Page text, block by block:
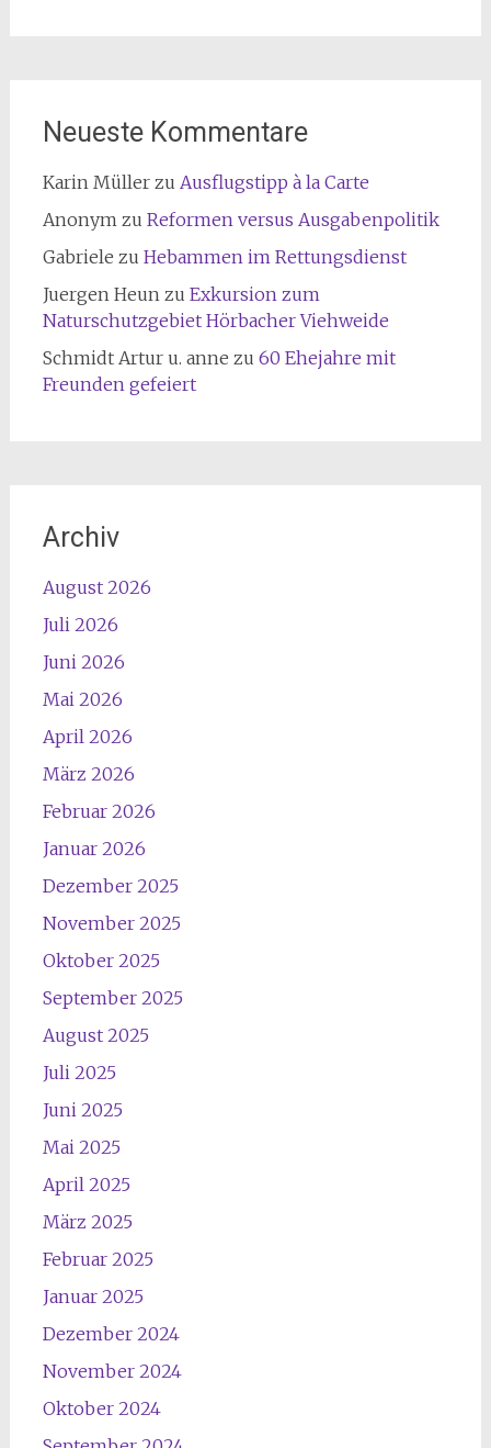
Neueste Kommentare
Karin Müllerzu Ausflugstipp à la Carte
Anonym zu Reformen versus Ausgabenpolitik
Gabriele zu Hebammen im Rettungsdienst
Juergen Heun zu Exkursion zum
Naturschutzgebiet Hörbacher Viehweide
Schmidt Artur u. anne zu 60 Ehejahre mit
Freunden gefeiert
Archiv
August 2026
Juli 2026
Juni 2026
Mai 2026
April 2026
März 2026
Februar 2026
Januar 2026
Dezember 2025
November 2025
Oktober 2025
September 2025
August 2025
Juli 2025
Juni 2025
Mai 2025
April 2025
März 2025
Februar 2025
Januar 2025
Dezember 2024
November 2024
Oktober 2024